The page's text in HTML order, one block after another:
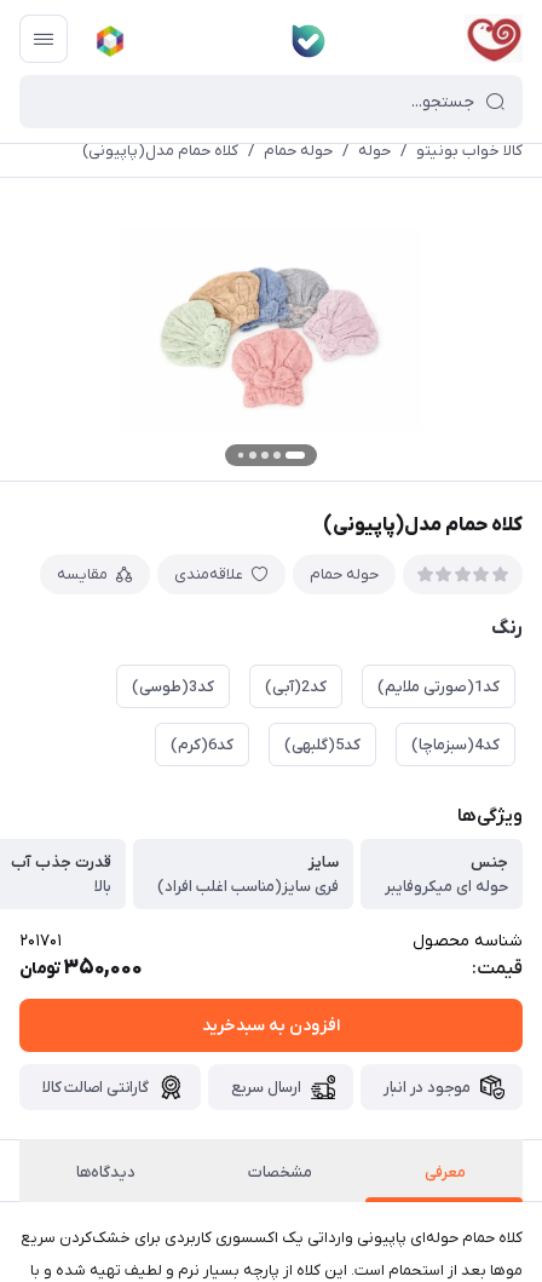
کالا خواب بونیتو / حوله / حوله حمام / کلاه حمام مدل(پاپیونی)
کلاه حمام مدل(پاپیونی)
حوله حمام علاقه‌مندی مقایسه
رنگ
کد1(صورتی ملایم) کد2(آبی) کد3(طوسی)
کد4(سبزماچا) کد5(گلبهی) کد6(کرم)
ویژگی‌ها
جنس
حوله ای میکروفایبر
سایز
فری سایز(مناسب اغلب افراد)
قدرت جذب آب
بالا
شناسه محصول 201701
قیمت: 350,000تومان
افزودن به سبدخرید
موجود در انبار ارسال سریع گارانتی اصالت کالا
معرفی مشخصات دیدگاه‌ها
کلاه حمام حوله‌ای پاپیونی وارداتی یک اکسسوری کاربردی برای خشک‌کردن سریع
موها بعد از استحمام است. این کلاه از پارچه بسیار نرم و لطیف تهیه شده و با